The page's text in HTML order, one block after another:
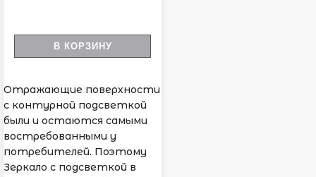
В КОРЗИНУ
Отражающие поверхности
с контурной подсветкой
были и остаются самыми
востребованными у
потребителей. Поэтому
Зеркало с подсветкой в